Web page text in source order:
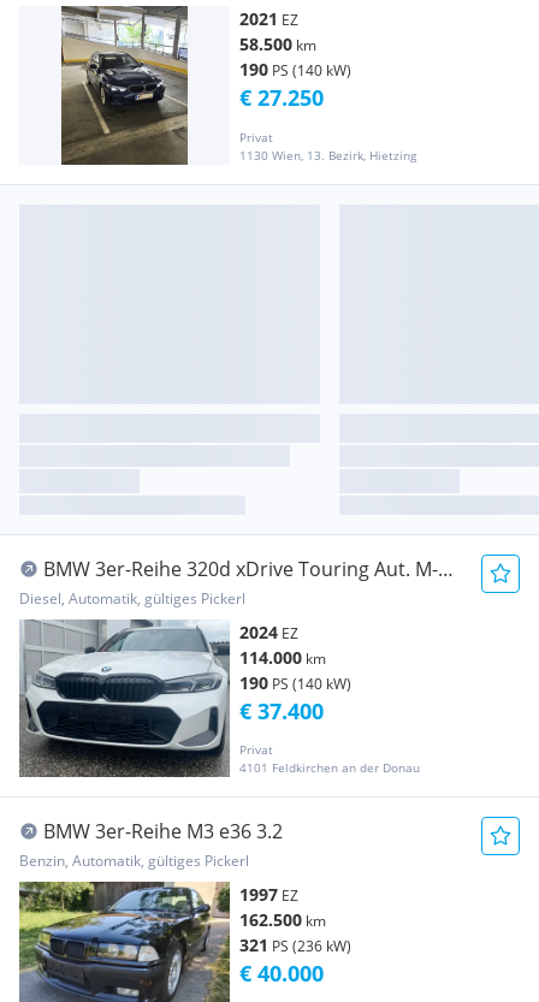
2021 EZ
58.500 km
190 PS (140 kW)
Privat
1130 Wien, 13. Bezirk, Hietzing
€ 27.250
BMW 3er-Reihe 320d xDrive Touring Aut. M-
Sport
Diesel, Automatik, gültiges Pickerl
2024 EZ
114.000 km
190 PS (140 kW)
Privat
4101 Feldkirchen an der Donau
€ 37.400
BMW 3er-Reihe M3 e36 3.2
Benzin, Automatik, gültiges Pickerl
1997 EZ
162.500 km
321 PS (236 kW)
€ 40.000